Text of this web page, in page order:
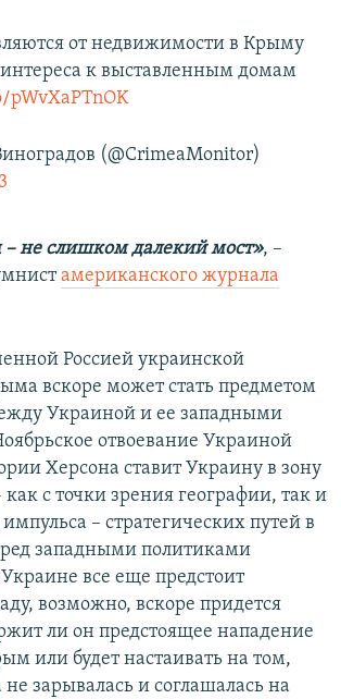
от недвижимости в Крыму
к выставленным домам
(@CrimeaMonitor)
не слишком далекий мост», –
американского журнала
Россией украинской
вскоре может стать предметом
Украиной и ее западными
отвоевание Украиной
Херсона ставит Украину в зону
как с точки зрения географии, так и
– стратегических путей в
западными политиками
все еще предстоит
возможно, вскоре придется
ли он предстоящее нападение
или будет настаивать на том,
зарывалась и соглашалась на